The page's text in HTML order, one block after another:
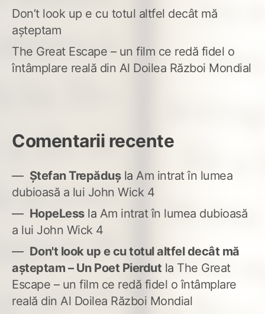
Don’t look up e cu totul altfel decât mă
așteptam
The Great Escape – un film ce redă fidel o
întâmplare reală din Al Doilea Război Mondial
Comentarii recente
Ștefan Trepădușla Am intrat în lumea
dubioasă a lui John Wick 4
HopeLessla Am intrat în lumea dubioasă
a lui John Wick 4
Don't look up e cu totul altfel decât mă
așteptam – Un Poet Pierdut la The Great
Escape – un film ce redă fidel o întâmplare
reală din Al Doilea Război Mondial